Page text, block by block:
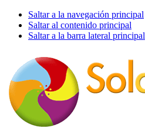
Saltar a la navegación principal
Saltar al contenido principal
Saltar a la barra lateral principal